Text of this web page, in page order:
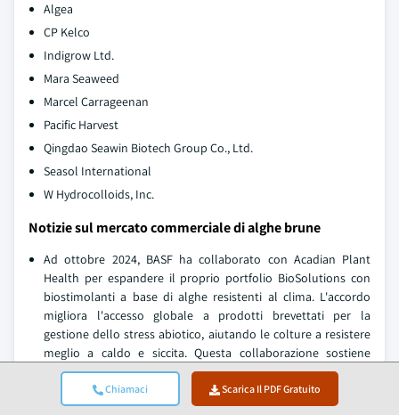
Chiamaci Scarica Il PDF Gratuito
Algea
CP Kelco
Indigrow Ltd.
Mara Seaweed
Marcel Carrageenan
Pacific Harvest
Qingdao Seawin Biotech Group Co., Ltd.
Seasol International
W Hydrocolloids, Inc.
Notizie sul mercato commerciale di alghe brune
Ad ottobre 2024, BASF ha collaborato con Acadian Plant
Health per espandere il proprio portfolio BioSolutions con
biostimolanti a base di alghe resistenti al clima. L'accordo
migliora l'accesso globale a prodotti brevettati per la
gestione dello stress abiotico, aiutando le colture a resistere
meglio a caldo e siccita. Questa collaborazione sostiene
l'impegno di BASF per un'agricoltura intelligente dal punto di
vista climatico e rafforza le sue offerte biologiche per una
produzione agricola sostenibile e di alta qualita.